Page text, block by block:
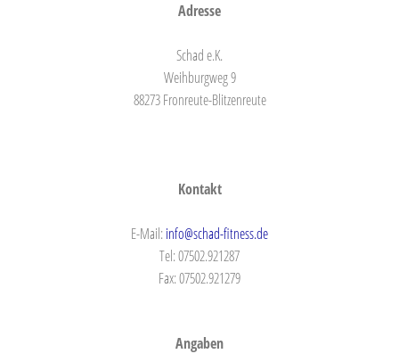
Adresse
Schad e.K.
Weihburgweg 9
88273 Fronreute-Blitzenreute
Kontakt
E-Mail: info@schad-fitness.de
Tel: 07502.921287
Fax: 07502.921279
Angaben